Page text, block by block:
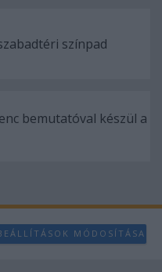
színpad
bemutatóval készül a
MÓDOSÍTÁSA